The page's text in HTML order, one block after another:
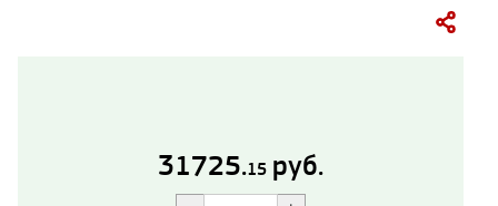
31725.15 руб.